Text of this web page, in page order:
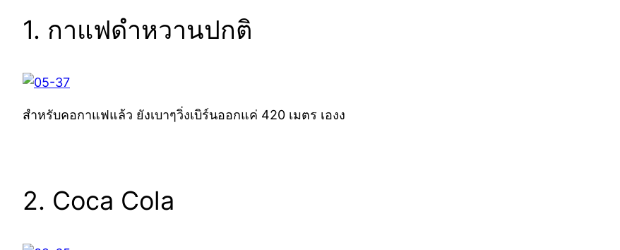
1. กาแฟดำหวานปกติ
สำหรับคอกาแฟแล้ว ยังเบาๆวิ่งเบิร์นออกแค่ 420 เมตร เองง
2. Coca Cola